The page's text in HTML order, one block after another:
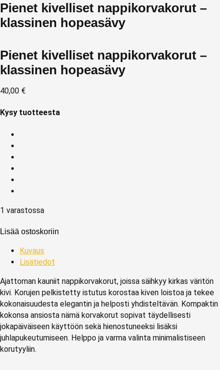
Pienet kivelliset nappikorvakorut –
klassinen hopeasävy
Pienet kivelliset nappikorvakorut –
klassinen hopeasävy
40,00 €
Kysy tuotteesta
1 varastossa
Lisää ostoskoriin
Kuvaus
Lisätiedot
Ajattoman kauniit nappikorvakorut, joissa säihkyy kirkas väritön
kivi. Korujen pelkistetty istutus korostaa kiven loistoa ja tekee
kokonaisuudesta elegantin ja helposti yhdisteltävän. Kompaktin
kokonsa ansiosta nämä korvakorut sopivat täydellisesti
jokapäiväiseen käyttöön sekä hienostuneeksi lisäksi
juhlapukeutumiseen. Helppo ja varma valinta minimalistiseen
korutyyliin.